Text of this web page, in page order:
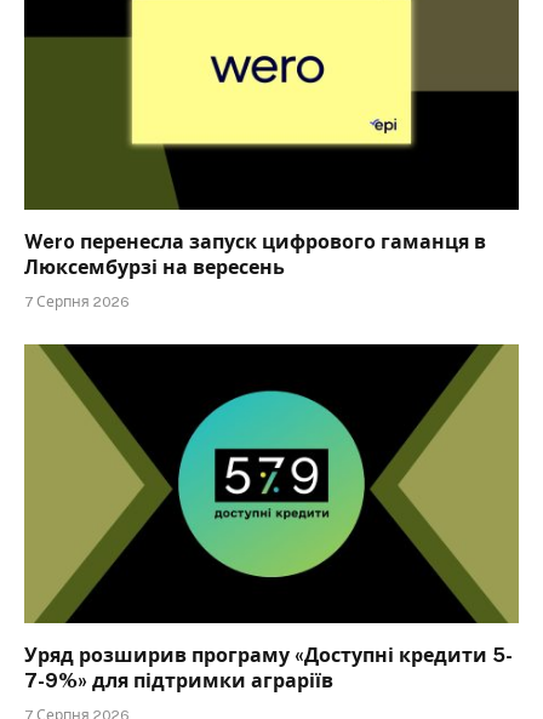
Wero перенесла запуск цифрового гаманця в
Люксембурзі на вересень
7 Серпня 2026
Уряд розширив програму «Доступні кредити 5-
7-9%» для підтримки аграріїв
7 Серпня 2026